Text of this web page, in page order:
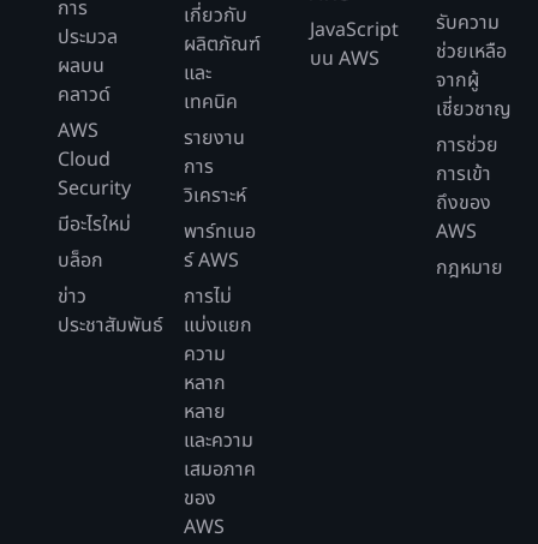
การ
ประมวล
ผลบน
คลาวด์
AWS
Cloud
Security
มีอะไรใหม่
บล็อก
ข่าว
ประชาสัมพันธ์
เกี่ยวกับ
ผลิตภัณฑ์
และ
เทคนิค
รายงาน
การ
วิเคราะห์
พาร์ทเนอ
ร์ AWS
การไม่
แบ่งแยก
ความ
หลาก
หลาย
และความ
เสมอภาค
ของ
AWS
JavaScript
บน AWS
รับความ
ช่วยเหลือ
จากผู้
เชี่ยวชาญ
การช่วย
การเข้า
ถึงของ
AWS
กฎหมาย